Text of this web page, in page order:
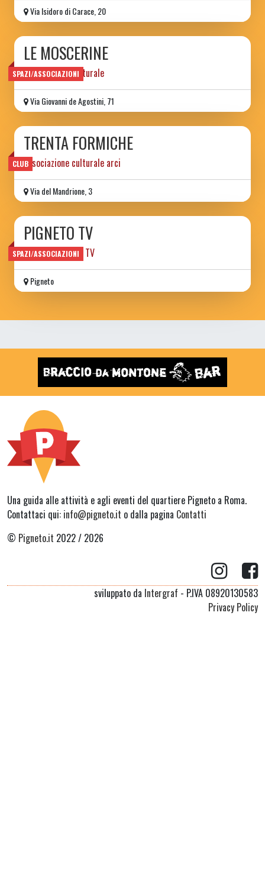
Via Isidoro di Carace, 20
SPAZI/ASSOCIAZIONI
LE MOSCERINE
associazione culturale
Via Giovanni de Agostini, 71
CLUB
TRENTA FORMICHE
associazione culturale arci
Via del Mandrione, 3
SPAZI/ASSOCIAZIONI
PIGNETO TV
network | canale TV
Pigneto
Una guida alle attività e agli eventi del quartiere Pigneto a Roma.
Contattaci qui: info@pigneto.it o dalla pagina Contatti
© Pigneto.it 2022 / 2026
sviluppato da Intergraf - P.IVA 08920130583
Privacy Policy